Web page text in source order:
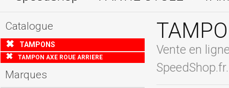
Catalogue
TAMPONS
TAMPON AXE ROUE ARRIERE
Marques
Vente en